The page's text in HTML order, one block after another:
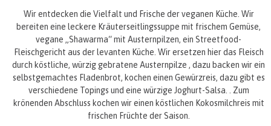
Wir entdecken die Vielfalt und Frische der veganen Küche. Wir
bereiten eine leckere Kräuterseitlingssuppe mit frischem Gemüse,
vegane „Shawarma“ mit Austernpilzen, ein Streetfood-
Fleischgericht aus der levanten Küche. Wir ersetzen hier das Fleisch
durch köstliche, würzig gebratene Austernpilze , dazu backen wir ein
selbstgemachtes Fladenbrot, kochen einen Gewürzreis, dazu gibt es
verschiedene Topings und eine würzige Joghurt-Salsa. . Zum
krönenden Abschluss kochen wir einen köstlichen Kokosmilchreis mit
frischen Früchte der Saison.